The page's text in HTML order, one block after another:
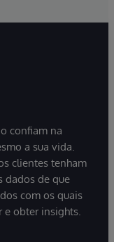
confiam na
a sua vida.
clientes tenham
dados de que
com os quais
e obter insights.